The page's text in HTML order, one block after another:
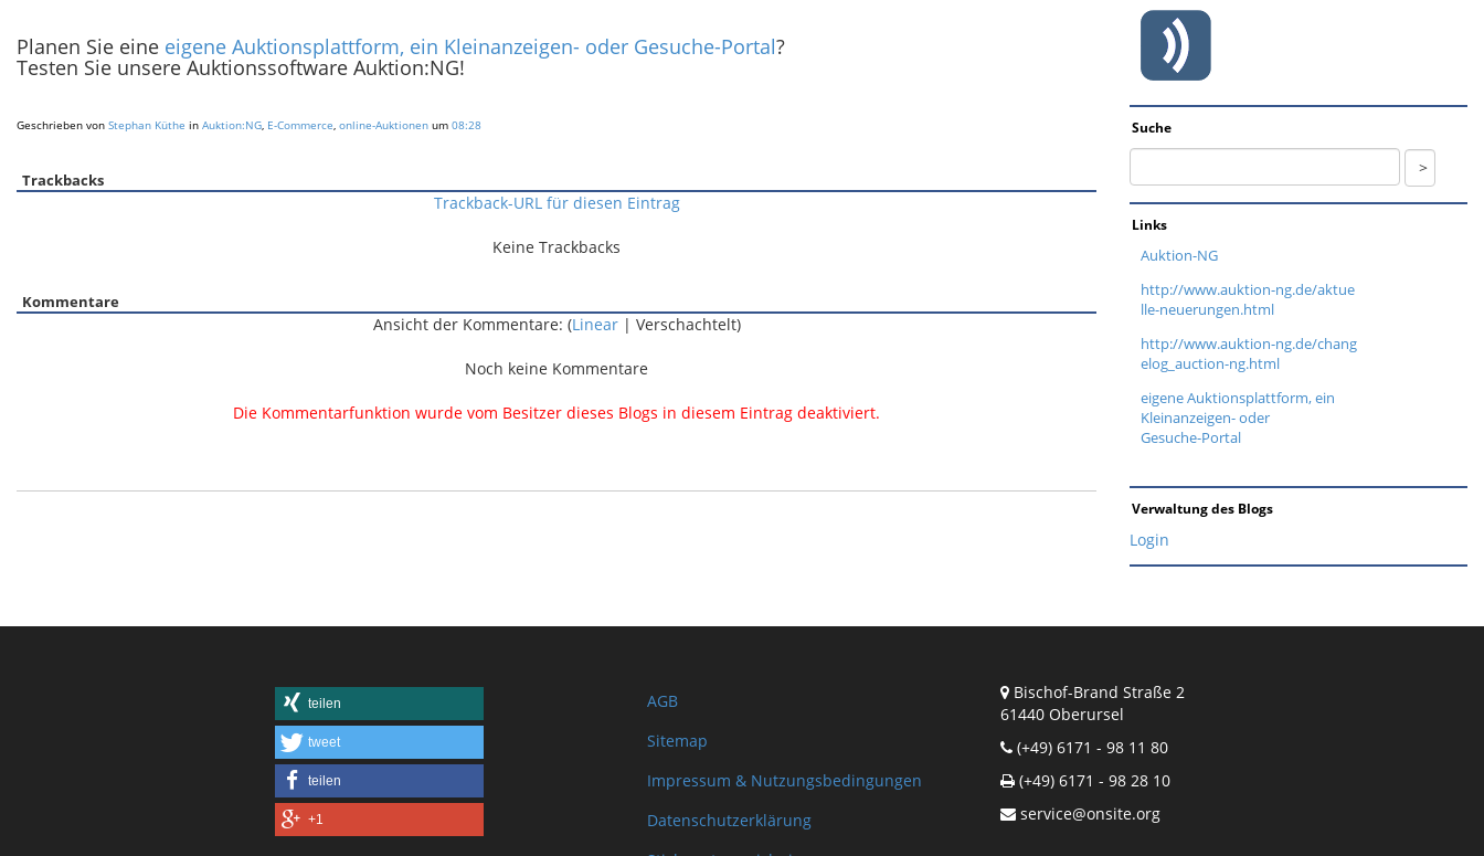
Planen Sie eine eigene Auktionsplattform, ein Kleinanzeigen- oder Gesuche-Portal?
Testen Sie unsere Auktionssoftware Auktion:NG!
Geschrieben von Stephan Küthe in Auktion:NG, E-Commerce, online-Auktionen um 08:28
Trackbacks
Trackback-URL für diesen Eintrag
Keine Trackbacks
Kommentare
Ansicht der Kommentare: (Linear| Verschachtelt)
Noch keine Kommentare
Die Kommentarfunktion wurde vom Besitzer dieses Blogs in diesem Eintrag deaktiviert.
Suche
Links
Auktion-NG
http://www.auktion-ng.de/aktue
lle-neuerungen.html
http://www.auktion-ng.de/chang
elog_auction-ng.html
eigene Auktionsplattform, ein
Kleinanzeigen- oder
Gesuche-Portal
Verwaltung des Blogs
Login
teilen
tweet
teilen
+1
AGB
Sitemap
Impressum & Nutzungsbedingungen
Datenschutzerklärung
Bischof-Brand Straße 2
61440 Oberursel
(+49) 6171 - 98 11 80
(+49) 6171 - 98 28 10
service@onsite.org